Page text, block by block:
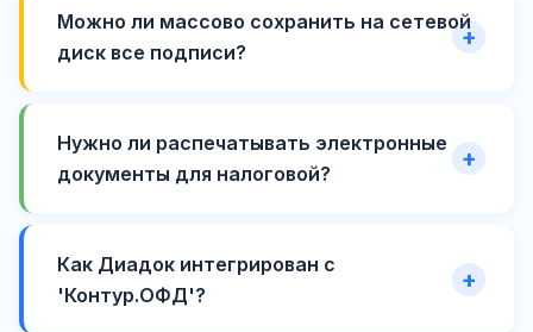
Можно ли массово сохранить на сетевой
диск все подписи?
Нужно ли распечатывать электронные
документы для налоговой?
Как Диадок интегрирован с
'Контур.ОФД'?